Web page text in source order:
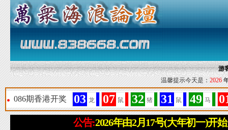
游
温馨提示今天是： 2026